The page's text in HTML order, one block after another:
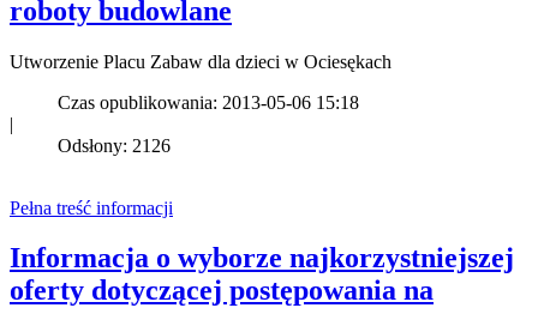
roboty budowlane
Utworzenie Placu Zabaw dla dzieci w Ociesękach
Czas opublikowania: 2013-05-06 15:18
|
Odsłony: 2126
Pełna treść informacji
Informacja o wyborze najkorzystniejszej
oferty dotyczącej postępowania na